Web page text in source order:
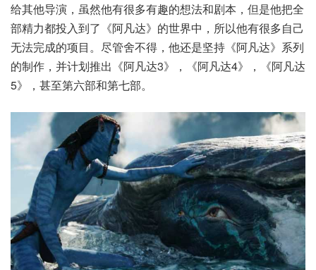
给其他导演，虽然他有很多有趣的想法和剧本，但是他把全
部精力都投入到了《阿凡达》的世界中，所以他有很多自己
无法完成的项目。尽管舍不得，他还是坚持《阿凡达》系列
的制作，并计划推出《阿凡达3》，《阿凡达4》，《阿凡达
5》，甚至第六部和第七部。